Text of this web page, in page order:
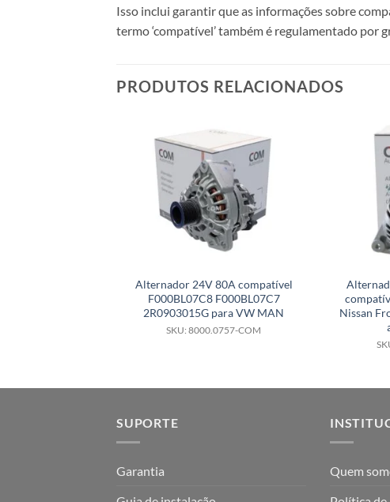
Isso inclui garantir que as informações sobre
termo ‘compatível’ também é regulamentado
PRODUTOS RELACIONADOS
Alternador 24V 80A compatível
F000BL07C8 F000BL07C7
2R0903015G para VW MAN
SKU: 8000.0757-COM
Nissan
SUPORTE
Garantia
Quem